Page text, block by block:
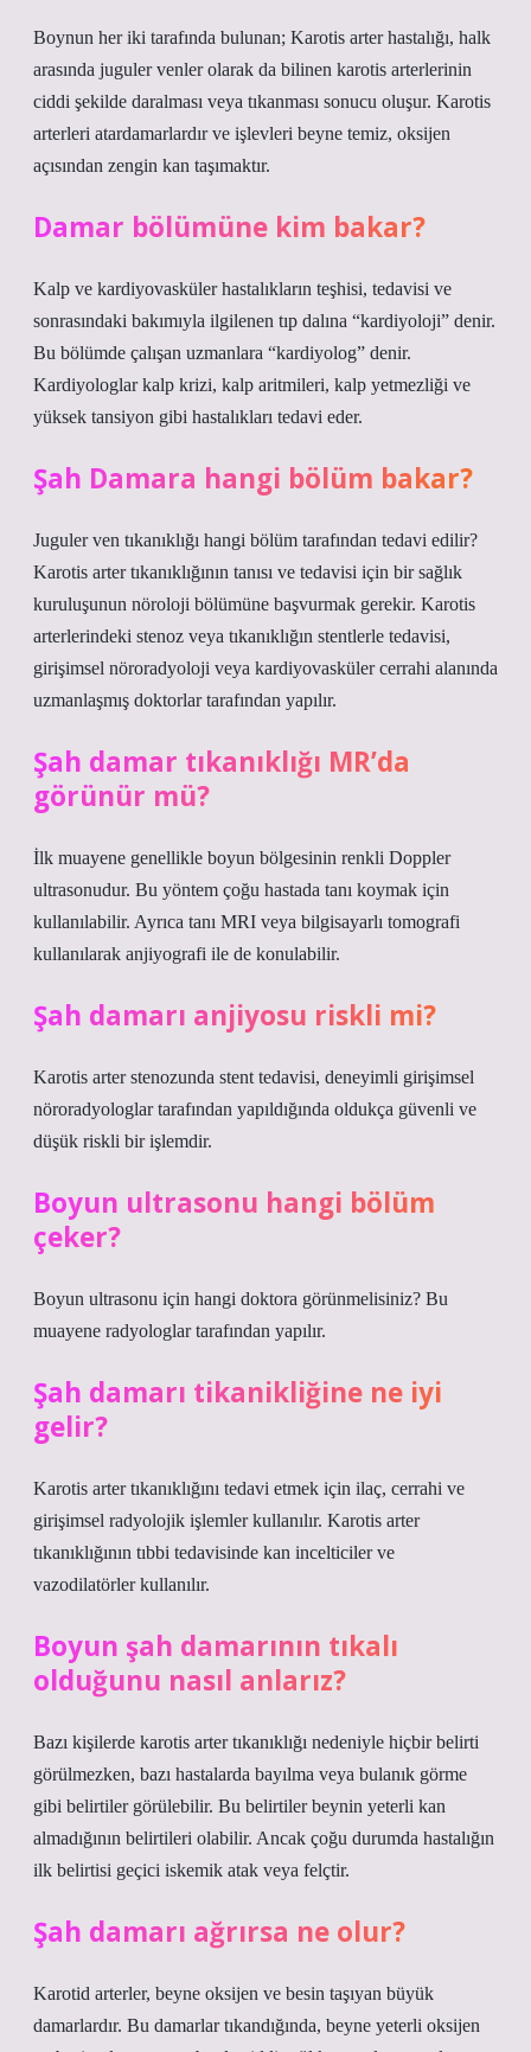
Boynun her iki tarafında bulunan; Karotis arter hastalığı, halk
arasında juguler venler olarak da bilinen karotis arterlerinin
ciddi şekilde daralması veya tıkanması sonucu oluşur. Karotis
arterleri atardamarlardır ve işlevleri beyne temiz, oksijen
açısından zengin kan taşımaktır.
Damar bölümüne kim bakar?
Kalp ve kardiyovasküler hastalıkların teşhisi, tedavisi ve
sonrasındaki bakımıyla ilgilenen tıp dalına “kardiyoloji” denir.
Bu bölümde çalışan uzmanlara “kardiyolog” denir.
Kardiyologlar kalp krizi, kalp aritmileri, kalp yetmezliği ve
yüksek tansiyon gibi hastalıkları tedavi eder.
Şah Damara hangi bölüm bakar?
Juguler ven tıkanıklığı hangi bölüm tarafından tedavi edilir?
Karotis arter tıkanıklığının tanısı ve tedavisi için bir sağlık
kuruluşunun nöroloji bölümüne başvurmak gerekir. Karotis
arterlerindeki stenoz veya tıkanıklığın stentlerle tedavisi,
girişimsel nöroradyoloji veya kardiyovasküler cerrahi alanında
uzmanlaşmış doktorlar tarafından yapılır.
Şah damar tıkanıklığı MR’da
görünür mü?
İlk muayene genellikle boyun bölgesinin renkli Doppler
ultrasonudur. Bu yöntem çoğu hastada tanı koymak için
kullanılabilir. Ayrıca tanı MRI veya bilgisayarlı tomografi
kullanılarak anjiyografi ile de konulabilir.
Şah damarı anjiyosu riskli mi?
Karotis arter stenozunda stent tedavisi, deneyimli girişimsel
nöroradyologlar tarafından yapıldığında oldukça güvenli ve
düşük riskli bir işlemdir.
Boyun ultrasonu hangi bölüm
çeker?
Boyun ultrasonu için hangi doktora görünmelisiniz? Bu
muayene radyologlar tarafından yapılır.
Şah damarı tikanikliğine ne iyi
gelir?
Karotis arter tıkanıklığını tedavi etmek için ilaç, cerrahi ve
girişimsel radyolojik işlemler kullanılır. Karotis arter
tıkanıklığının tıbbi tedavisinde kan incelticiler ve
vazodilatörler kullanılır.
Boyun şah damarının tıkalı
olduğunu nasıl anlarız?
Bazı kişilerde karotis arter tıkanıklığı nedeniyle hiçbir belirti
görülmezken, bazı hastalarda bayılma veya bulanık görme
gibi belirtiler görülebilir. Bu belirtiler beynin yeterli kan
almadığının belirtileri olabilir. Ancak çoğu durumda hastalığın
ilk belirtisi geçici iskemik atak veya felçtir.
Şah damarı ağrırsa ne olur?
Karotid arterler, beyne oksijen ve besin taşıyan büyük
damarlardır. Bu damarlar tıkandığında, beyne yeterli oksijen